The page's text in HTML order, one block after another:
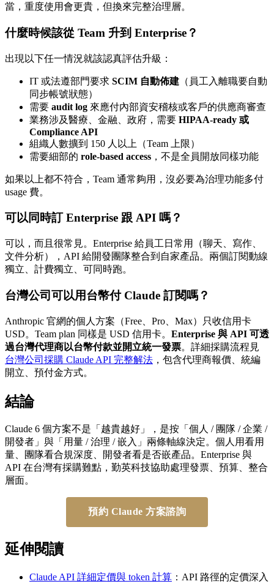
當，重度使用會更貴，但換來完整治理層。
什麼時候該從 Team 升到 Enterprise？
出現以下任一情況就該認真評估升級：
IT 或法遵部門要求 SCIM 自動佈建 （員工入離職要自動
同步帳號狀態）
需要 audit log 來應付內部資安稽核或客戶的供應商審查
業務涉及醫療、金融、政府，需要 HIPAA-ready 或
Compliance API
組織人數擴到 150 人以上（Team 上限）
需要細部的 role-based access ，不是全員開放同樣功能
如果以上都不符合，Team 通常夠用，沒必要為治理功能多付
usage 費。
可以同時訂 Enterprise 跟 API 嗎？
可以，而且很常見。Enterprise 給員工日常用（聊天、寫作、
文件分析），API 給開發團隊整合到自家產品。兩個訂閱動線
獨立、計費獨立、可同時跑。
台灣公司可以用台幣付 Claude 訂閱嗎？
Anthropic 官網的個人方案（Free、Pro、Max）只收信用卡
USD。Team plan 同樣是 USD 信用卡。 Enterprise 與 API 可透
過台灣代理商以台幣付款並開立統一發票。詳細採購流程見
台灣公司採購 Claude API 完整解法 ，包含代理商報價、統編
開立、預付金方式。
結論
Claude 6 個方案不是「越貴越好」，是按「個人 / 團隊 / 企業 /
開發者」與「用量 / 治理 / 嵌入」兩條軸線決定。個人用看用
量、團隊看合規深度、開發者看是否嵌產品。Enterprise 與
API 在台灣有採購難點，勤英科技協助處理發票、預算、整合
層面。
預約 Claude 方案諮詢
延伸閱讀
Claude API 詳細定價與 token 計算 ：API 路徑的定價深入